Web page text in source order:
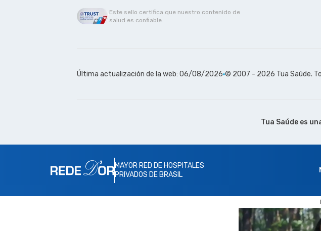
Este sello certifica que nuestro contenido de
salud es confiable.
Última actualización de la web: 06/08/2026 © 2007 - 2026 Tua Saúde.
Tua Saúde es
MAYOR RED DE HOSPITALES
PRIVADOS DE BRASIL